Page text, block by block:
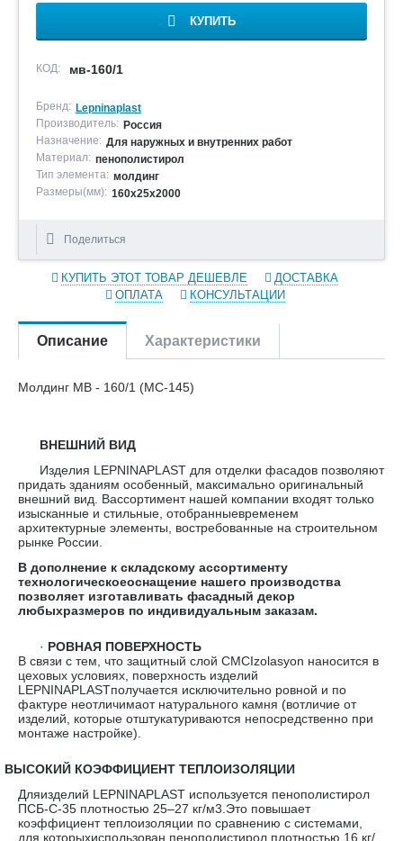
КУПИТЬ
КОД: мв-160/1
Бренд: Lepninaplast
Производитель: Россия
Назначение: Для наружных и внутренних работ
Материал: пенополистирол
Тип элемента: молдинг
Размеры(мм): 160х25х2000
Поделиться
КУПИТЬ ЭТОТ ТОВАР ДЕШЕВЛЕ
ДОСТАВКА
ОПЛАТА
КОНСУЛЬТАЦИИ
Описание Характеристики
Молдинг МВ - 160/1 (МС-145)
ВНЕШНИЙ ВИД
Изделия LEPNINAPLAST для отделки фасадов позволяют
придать зданиям особенный, максимально оригинальный
внешний вид. Вассортимент нашей компании входят только
изысканные и стильные, отобранныевременем
архитектурные элементы, востребованные на строительном
рынке России.
В дополнение к складскому ассортименту
технологическоеоснащение нашего производства
позволяет изготавливать фасадный декор
любыхразмеров по индивидуальным заказам.
· РОВНАЯ ПОВЕРХНОСТЬ
В связи с тем, что защитный слой CMCIzolasyon наносится в
цеховых условиях, поверхность изделий
LEPNINAPLASTполучается исключительно ровной и по
фактуре неотличимаот натурального камня (вотличие от
изделий, которые отштукатуриваются непосредственно при
монтаже настройке).
ВЫСОКИЙ КОЭФФИЦИЕНТ ТЕПЛОИЗОЛЯЦИИ
Дляизделий LEPNINAPLAST используется пенополистирол
ПСБ-С-35 плотностью 25–27 кг/м3.Это повышает
коэффициент теплоизоляции по сравнению с системами,
для которыхиспользован пенополистирол плотностью 16 кг/